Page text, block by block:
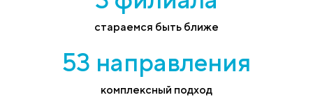
стараемся быть ближе
53 направления
комплексный подход